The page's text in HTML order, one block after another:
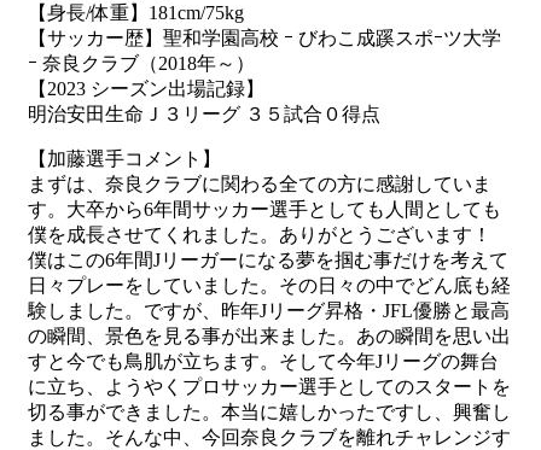
【身長/体重】181cm/75kg
【サッカー歴】聖和学園高校 ｰ びわこ成蹊スポｰツ大学
ｰ 奈良クラブ（2018年～）
【2023 シーズン出場記録】
明治安田生命Ｊ３リーグ ３５試合０得点
【加藤選手コメント】
まずは、奈良クラブに関わる全ての方に感謝していま
す。大卒から6年間サッカー選手としても人間としても
僕を成長させてくれました。ありがとうございます！
僕はこの6年間Jリーガーになる夢を掴む事だけを考えて
日々プレーをしていました。その日々の中でどん底も経
験しました。ですが、昨年Jリーグ昇格・JFL優勝と最高
の瞬間、景色を見る事が出来ました。あの瞬間を思い出
すと今でも鳥肌が立ちます。そして今年Jリーグの舞台
に立ち、ようやくプロサッカー選手としてのスタートを
切る事ができました。本当に嬉しかったですし、興奮し
ました。そんな中、今回奈良クラブを離れチャレンジす